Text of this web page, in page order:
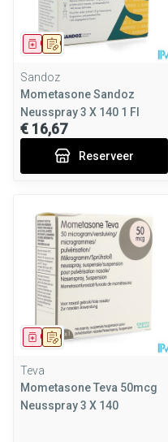
Op voorschrift
Geneesmiddel
Sandoz
Mometasone Sandoz
Neusspray 3 X 140 1 Fl
€ 16,67
Reserveer
Op voorschrift
Geneesmiddel
Teva
Mometasone Teva 50mcg
Neusspray 3 X 140